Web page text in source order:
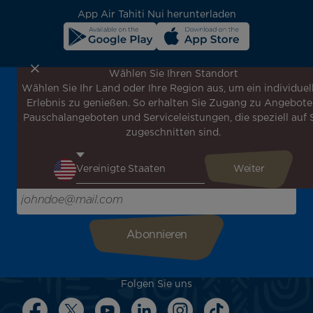
App Air Tahiti Nui herunterladen
Melden Sie sich für unseren Newsletter an, um die
neuesten Nachrichten zu erhalten!
Erhalten Sie unsere verschiedenen Sonderangebote und
Aktionen vor allen anderen, entdecken Sie unsere
inspirieren!
Bitte geben Sie hier Ihre E-Mail-Adresse ein
Folgen Sie uns
Wählen Sie Ihren Standort
Wählen Sie Ihr Land oder Ihre Region aus, um ein
Erlebnis zu genießen. So erhalten Sie Zugang zu
Pauschalangeboten und Serviceleistungen, die speziell auf
zugeschnitten sind.